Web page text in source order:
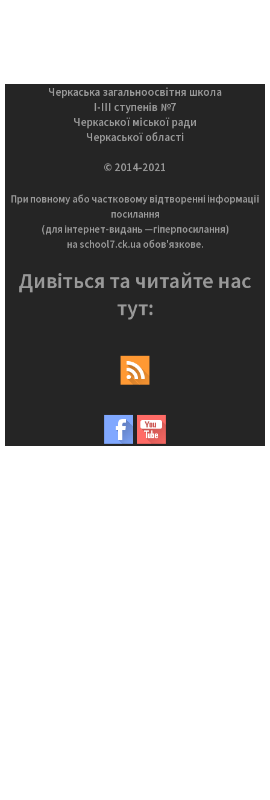
Черкаська загальноосвітня школа
І-ІІІ ступенів №7
Черкаської міської ради
Черкаської області
© 2014-2021
При повному або частковому відтворенні інформації
посилання
(для інтернет-видань —гіперпосилання)
на school7.ck.ua обов'язкове.
Дивіться та читайте нас
тут: